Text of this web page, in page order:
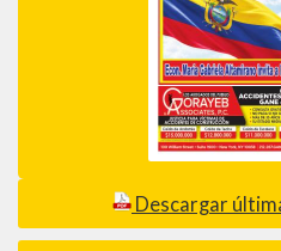
Descargar